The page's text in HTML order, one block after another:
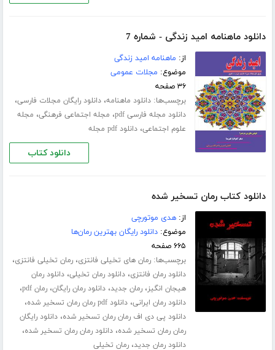
دانلود ماهنامه امید زندگی - شماره 7
از: ماهنامه امید زندگی
موضوع: مجلات عمومی
۳۶ صفحه
برچسب‌ها:دانلود ماهنامه،دانلود رایگان مجلات فارسی،
دانلود مجله فارسی pdf ، مجله اجتماعی فرهنگی، مجله
علوم اجتماعی،دانلود pdf مجله
دانلود کتاب
دانلود کتاب رمان تسخیر شده
از:هدی موتورچی
موضوع:دانلود رایگان بهترین رمان‌ها
۶۶۵ صفحه
برچسب‌ها:رمان های تخیلی فانتزی،رمان تخیلی فانتزی،
دانلود رمان فانتزی،دانلود رمان تخیلی،دانلود رمان
هیجان انگیز،رمان جدید،دانلود رمان رایگان،رمان pdf ،
دانلود رمان ایرانی،دانلود pdf رمان رمان تسخیر شده ،
دانلود پی دی اف رمان رمان تسخیر شده،دانلود رایگان
رمان رمان تسخیر شده،دانلود رمان رمان تسخیر شده،
دانلود رمان جدید،رمان تخیلی